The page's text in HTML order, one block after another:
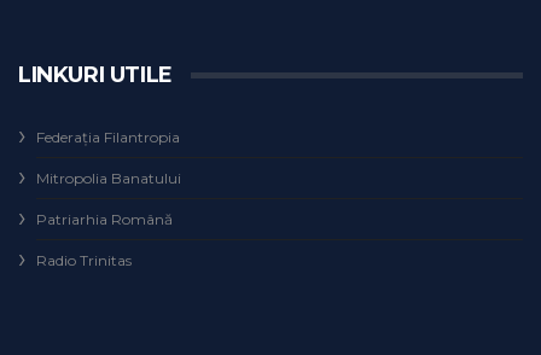
LINKURI UTILE
Federaţia Filantropia
Mitropolia Banatului
Patriarhia Română
Radio Trinitas